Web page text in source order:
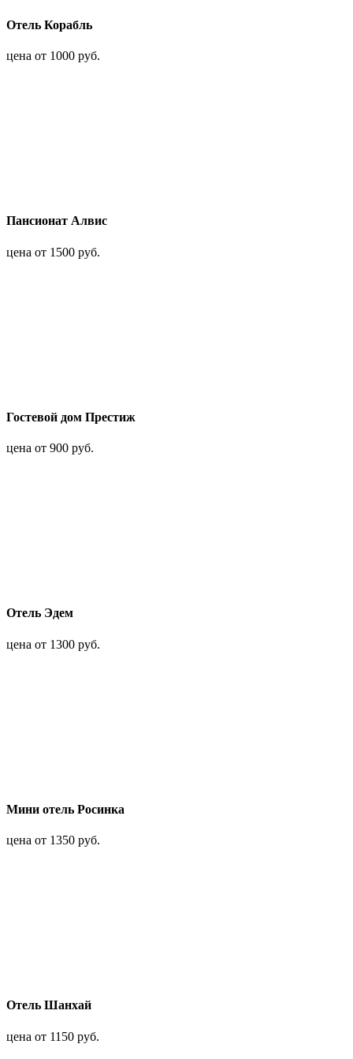
Отель Корабль
цена от 1000 руб.
Пансионат Алвис
цена от 1500 руб.
Гостевой дом Престиж
цена от 900 руб.
Отель Эдем
цена от 1300 руб.
Мини отель Росинка
цена от 1350 руб.
Отель Шанхай
цена от 1150 руб.